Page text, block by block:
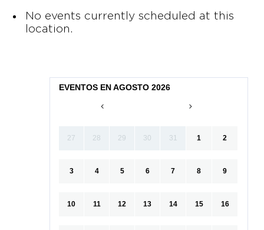
No events currently scheduled at this
location.
EVENTOS EN AGOSTO 2026
27 28 29 30 31 1 2
3 4 5 6 7 8 9
10 11 12 13 14 15 16